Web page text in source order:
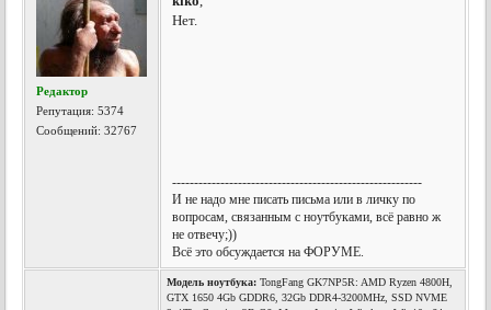
Редактор
Репутация:5374
Сообщений: 32767
Нет.
---------------------------------------------------------
И не надо мне писать письма или в личку по
вопросам, связанным с ноутбуками, всё равно ж
не отвечу;))
Всё это обсуждается на ФОРУМЕ.
Модель ноутбука: TongFang GK7NP5R: AMD Ryzen 4800H,
GTX 1650 4Gb GDDR6, 32Gb DDR4-3200MHz, SSD NVME